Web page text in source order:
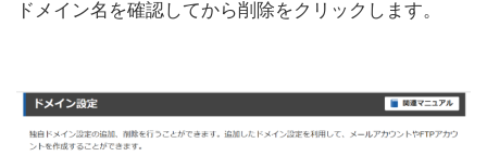
ドメイン名を確認してから削除をクリックします。